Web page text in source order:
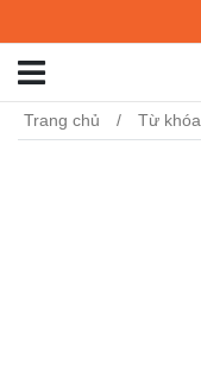
Trang chủ Từ khóa